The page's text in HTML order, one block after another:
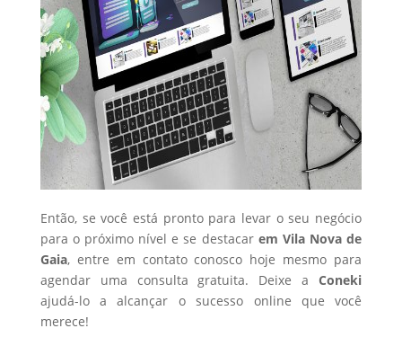
Então, se você está pronto para levar o seu negócio
para o próximo nível e se destacar em Vila Nova de
Gaia, entre em contato conosco hoje mesmo para
agendar uma consulta gratuita. Deixe aConeki
ajudá-lo a alcançar o sucesso online que você
merece!